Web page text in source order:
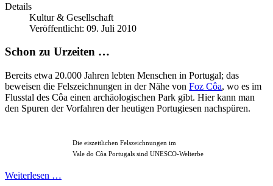
Details
Kultur & Gesellschaft
Veröffentlicht: 09. Juli 2010
Schon zu Urzeiten …
Bereits etwa 20.000 Jahren lebten Menschen in Portugal; das
beweisen die Felszeichnungen in der Nähe von Foz Côa, wo es im
Flusstal des Côa einen archäologischen Park gibt. Hier kann man
den Spuren der Vorfahren der heutigen Portugiesen nachspüren.
Die eiszeitlichen Felszeichnungen im
Vale do Côa Portugals sind UNESCO-Welterbe
Weiterlesen …